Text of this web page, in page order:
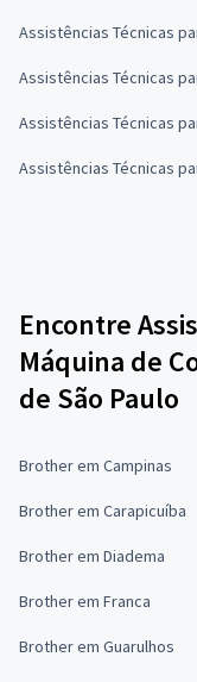
Assistências Técnicas
Assistências Técnicas
Assistências Técnicas
Assistências Técnicas
Encontre
Máquina de
de São Paulo
Brother em Campinas
Brother em Carapicuíba
Brother em Diadema
Brother em Franca
Brother em Guarulhos